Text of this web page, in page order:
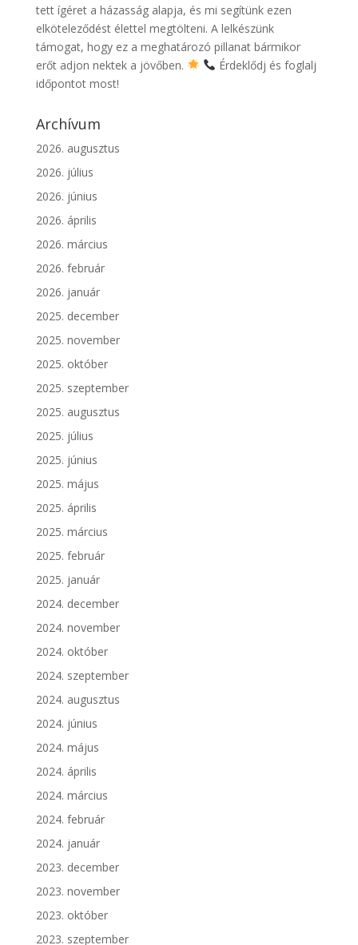
tett ígéret a házasság alapja, és mi segítünk ezen
elköteleződést élettel megtölteni. A lelkészünk
támogat, hogy ez a meghatározó pillanat bármikor
erőt adjon nektek a jövőben.
Érdeklődj és foglalj
időpontot most!
Archívum
2026. augusztus
2026. július
2026. június
2026. április
2026. március
2026. február
2026. január
2025. december
2025. november
2025. október
2025. szeptember
2025. augusztus
2025. július
2025. június
2025. május
2025. április
2025. március
2025. február
2025. január
2024. december
2024. november
2024. október
2024. szeptember
2024. augusztus
2024. június
2024. május
2024. április
2024. március
2024. február
2024. január
2023. december
2023. november
2023. október
2023. szeptember